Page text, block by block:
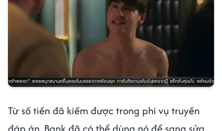
Từ số tiền đã kiếm được trong phi vụ truyền